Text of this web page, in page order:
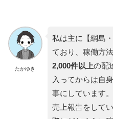
たかゆき
私は主に【綱島
ており、稼働方
2,000件以上の配
入ってからは自
事にしています
売上報告をしてい